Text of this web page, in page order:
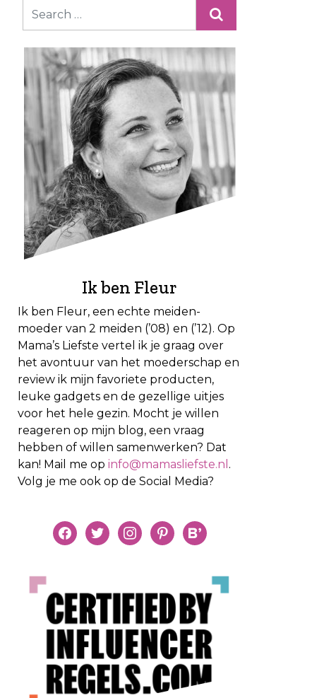
Ik ben Fleur
Ik ben Fleur, een echte meiden-
moeder van 2 meiden (’08) en (’12). Op
Mama’s Liefste vertel ik je graag over
het avontuur van het moederschap en
review ik mijn favoriete producten,
leuke gadgets en de gezellige uitjes
voor het hele gezin. Mocht je willen
reageren op mijn blog, een vraag
hebben of willen samenwerken? Dat
kan! Mail me op info@mamasliefste.nl .
Volg je me ook op de Social Media?
facebooktwitterinstagrampinterestbloglovin